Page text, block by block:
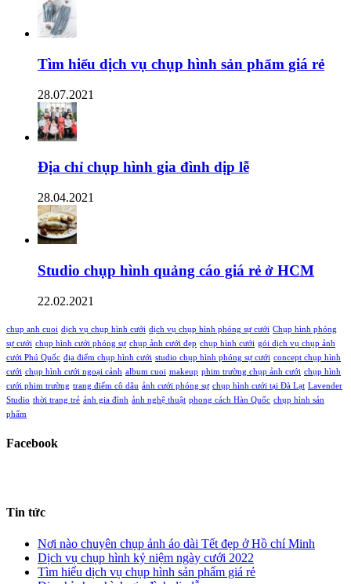
Tìm hiểu dịch vụ chụp hình sản phẩm giá rẻ
28.07.2021
Địa chỉ chụp hình gia đình dịp lễ
28.04.2021
Studio chụp hình quảng cáo giá rẻ ở HCM
22.02.2021
chup anh cuoi dịch vụ chụp hình cưới dịch vụ chụp hình phóng sự cưới Chụp hình phóng
sự cưới chụp hình cưới phóng sự chụp ảnh cưới đẹp chụp hình cưới gói dịch vụ chụp ảnh
cưới Phú Quốc địa điểm chụp hình cưới studio chụp hình phóng sự cưới concept chụp hình
cưới chụp hình cưới ngoại cảnh album cuoi makeup phim trường chụp ảnh cưới chụp hình
cưới phim trường trang điểm cô dâu ảnh cưới phóng sự chụp hình cưới tại Đà Lạt Lavender
Studio thời trang trẻ ảnh gia đình ảnh nghệ thuật phong cách Hàn Quốc chụp hình sản
phẩm
Facebook
Tin tức
Nơi nào chuyên chụp ảnh áo dài Tết đẹp ở Hồ chí Minh
Dịch vụ chụp hình kỷ niệm ngày cưới 2022
Tìm hiểu dịch vụ chụp hình sản phẩm giá rẻ